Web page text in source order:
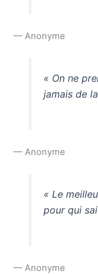
— Anonyme
« On ne
jamais de
— Anonyme
« Le
pour qui
— Anonyme